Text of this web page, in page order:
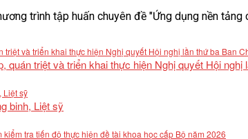
trình tập huấn chuyên đề "Ứng dụng nền tảng
quán triệt và triển khai thực hiện Nghị quyết Hội
binh, Liệt sỹ